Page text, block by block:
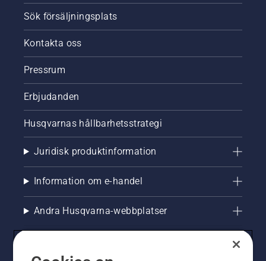
Sök försäljningsplats
Kontakta oss
Pressrum
Erbjudanden
Husqvarnas hållbarhetsstrategi
Juridisk produktinformation
Information om e-handel
Andra Husqvarna-webbplatser